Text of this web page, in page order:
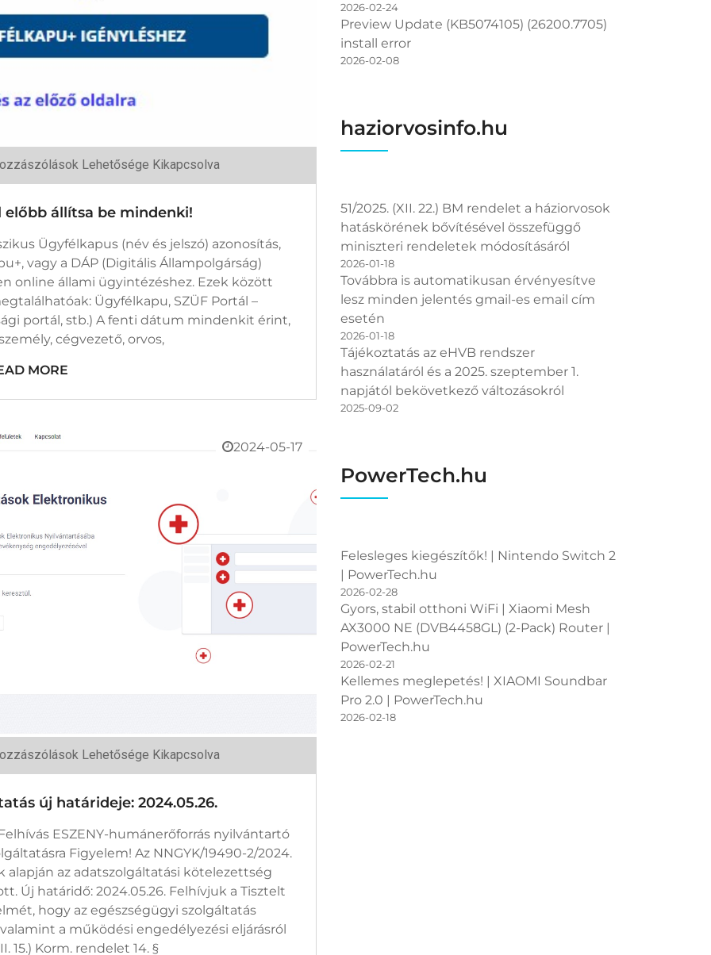
Lehetősége Kikapcsolva
előbb állítsa be mindenki!
Ügyfélkapus (név és jelszó) azonosítás,
vagy a DÁP (Digitális Állampolgárság)
online állami ügyintézéshez. Ezek között
Ügyfélkapu, SZÜF Portál –
portál, stb.) A fenti dátum mindenkit érint,
cégvezető, orvos,
MORE
2024-05-17
Lehetősége Kikapcsolva
új határideje: 2024.05.26.
ESZENY-humánerőforrás nyilvántartó
Figyelem! Az NNGYK/19490-2/2024.
alapján az adatszolgáltatási kötelezettség
Új határidő: 2024.05.26. Felhívjuk a Tisztelt
hogy az egészségügyi szolgáltatás
a működési engedélyezési eljárásról
15.) Korm. rendelet 14. §
2026-02-24
Preview Update (KB5074105) (26200.7705)
install error
2026-02-08
haziorvosinfo.hu
51/2025. (XII. 22.) BM rendelet a háziorvosok
hatáskörének bővítésével összefüggő
miniszteri rendeletek módosításáról
2026-01-18
Továbbra is automatikusan érvényesítve
lesz minden jelentés gmail-es email cím
esetén
2026-01-18
Tájékoztatás az eHVB rendszer
használatáról és a 2025. szeptember 1.
napjától bekövetkező változásokról
2025-09-02
PowerTech.hu
Felesleges kiegészítők! | Nintendo Switch 2
| PowerTech.hu
2026-02-28
Gyors, stabil otthoni WiFi | Xiaomi Mesh
AX3000 NE (DVB4458GL) (2-Pack) Router |
PowerTech.hu
2026-02-21
Kellemes meglepetés! | XIAOMI Soundbar
Pro 2.0 | PowerTech.hu
2026-02-18